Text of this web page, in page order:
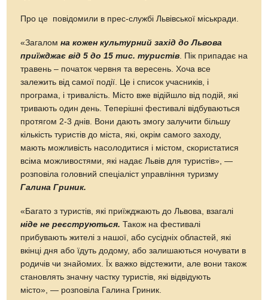
Про це повідомили в прес-службі Львівської міськради.
«Загаломна кожен культурний захід до Львова
приїжджає від 5 до 15 тис. туристів . Пік припадає на
травень – початок червня та вересень. Хоча все
залежить від самої події. Це і список учасників, і
програма, і тривалість. Місто вже відійшло від подій, які
тривають один день. Теперішні фестивалі відбуваються
протягом 2-3 днів. Вони дають змогу залучити більшу
кількість туристів до міста, які, окрім самого заходу,
мають можливість насолодитися і містом, скористатися
всіма можливостями, які надає Львів для туристів», —
розповіла головний спеціаліст управління туризму
Галина Гриник.
«Багато з туристів, які приїжджають до Львова, взагалі
ніде не реєструються. Також на фестивалі
прибувають жителі з нашої, або сусідніх областей, які
вкінці дня або їдуть додому, або залишаються ночувати в
родичів чи знайомих. Їх важко відстежити, але вони також
становлять значну частку туристів, які відвідують
місто», — розповіла Галина Гриник.